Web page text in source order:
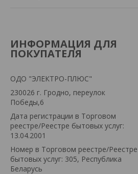
ИНФОРМАЦИЯ ДЛЯ
ПОКУПАТЕЛЯ
ОДО "ЭЛЕКТРО-ПЛЮС"
230026 г. Гродно, переулок
Победы,6
Дата регистрации в Торговом
реестре/Реестре бытовых услуг:
13.04.2001
Номер в Торговом реестре/Реестре
бытовых услуг: 305, Республика
Беларусь